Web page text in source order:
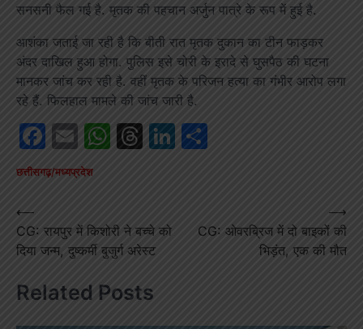
सनसनी फैल गई है. मृतक की पहचान अर्जुन पात्रे के रूप में हुई है.
आशंका जताई जा रही है कि बीती रात मृतक दुकान का टीन फाड़कर
अंदर दाखिल हुआ होगा. पुलिस इसे चोरी के इरादे से घुसपैठ की घटना
मानकर जांच कर रही है. वहीं मृतक के परिजन हत्या का गंभीर आरोप लगा
रहे हैं. फिलहाल मामले की जांच जारी है.
Facebook
EmailWhatsApp
Threads
LinkedIn
छत्तीसगढ़/मध्यप्रदेश
Post
navigation
⟵
CG: रायपुर में किशोरी ने बच्चे को
दिया जन्म, दुष्कर्मी बुजुर्ग अरेस्ट
CG: ओवरब्रिज में दो बाइकों की
भिड़ंत, एक की मौत
⟶
Related Posts